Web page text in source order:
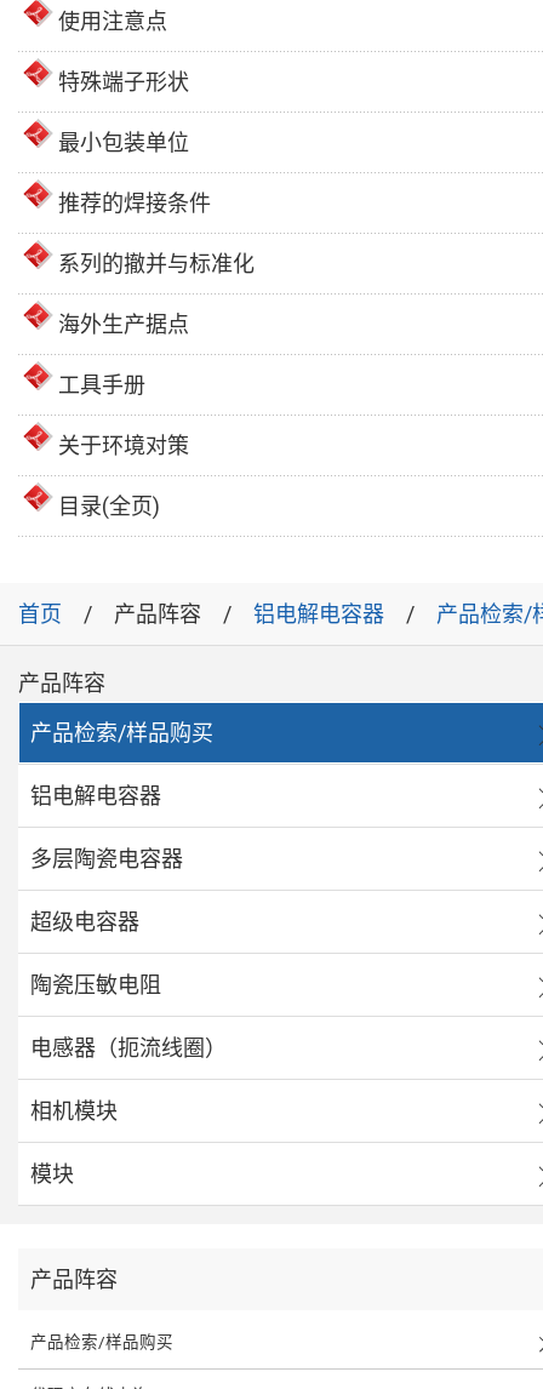
使用注意点
特殊端子形状
最小包装单位
推荐的焊接条件
系列的撤并与标准化
海外生产据点
工具手册
关于环境对策
目录(全页)
首页 产品阵容 铝电解电容器 产品检索/
产品阵容
产品检索/样品购买
铝电解电容器
多层陶瓷电容器
超级电容器
陶瓷压敏电阻
电感器（扼流线圈）
相机模块
模块
产品阵容
产品检索/样品购买